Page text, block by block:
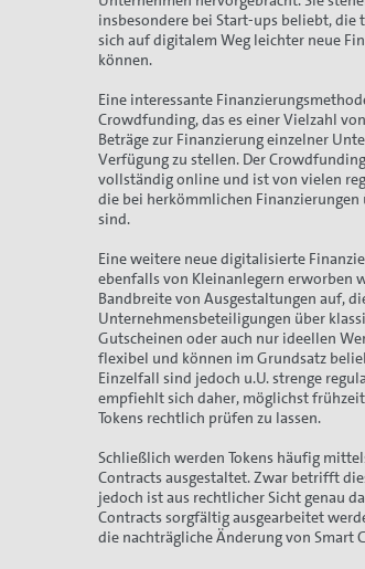
insbesondere bei Start-ups beliebt,
sich auf digitalem Weg leichter neue
können.
Eine interessante
Crowdfunding, das es einer Vielzahl
Beträge zur Finanzierung einzelner
Verfügung zu stellen. Der
vollständig online und ist von vielen
die bei herkömmlichen
sind.
Eine weitere neue digitalisierte
ebenfalls von Kleinanlegern erworben
Bandbreite von Ausgestaltungen auf,
Unternehmensbeteiligungen über
Gutscheinen oder auch nur ideellen
flexibel und können im Grundsatz
Einzelfall sind jedoch u.U. strenge
empfiehlt sich daher, möglichst
Tokens rechtlich prüfen zu lassen.
Schließlich werden Tokens häufig
Contracts ausgestaltet. Zwar betrifft
jedoch ist aus rechtlicher Sicht genau
Contracts sorgfältig ausgearbeitet
die nachträgliche Änderung von Smart